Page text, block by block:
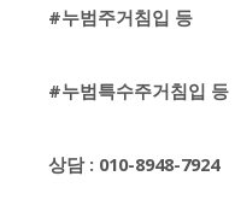
#누범주거침입 등
#누범특수주거침입 등
상담 : 010-8948-7924